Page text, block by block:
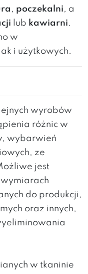
, poczekalni, a
lub kawiarni.
w
i użytkowych.
wyrobów
różnic w
wybarwień
ze
jest
do produkcji,
oraz innych,
w tkaninie